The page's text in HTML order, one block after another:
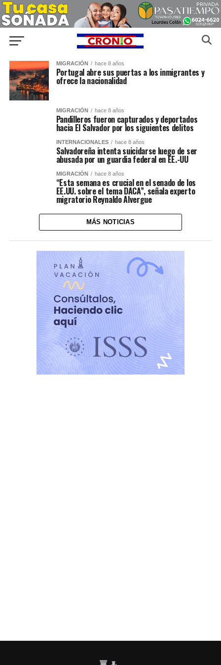
MIGRACIÓN hace 8 años
Portugal abre sus puertas a los inmigrantes y
ofrece la nacionalidad
MIGRACIÓN hace 8 años
Pandilleros fueron capturados y deportados
hacia El Salvador por los siguientes delitos
INTERNACIONALES hace 8 años
Salvadoreña intenta suicidarse luego de ser
abusada por un guardia federal en EE.-UU
MIGRACIÓN hace 8 años
“Esta semana es crucial en el senado de los
EE.UU. sobre el tema DACA”, señala experto
migratorio Reynaldo Alvergue
MÁS NOTICIAS